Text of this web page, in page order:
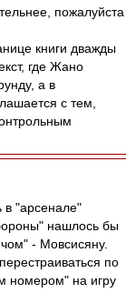
пожалуйста
книги дважды
где Жано
а в
с тем,
в "арсенале"
нашлось бы
- Мовсисяну.
по
номером" на игру